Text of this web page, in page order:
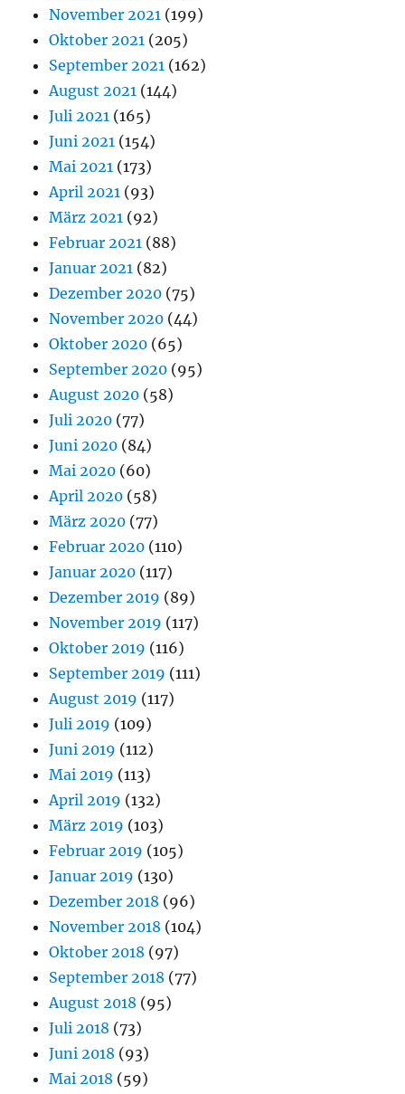
November 2021 (199)
Oktober 2021 (205)
September 2021 (162)
August 2021 (144)
Juli 2021 (165)
Juni 2021 (154)
Mai 2021 (173)
April 2021 (93)
März 2021 (92)
Februar 2021 (88)
Januar 2021 (82)
Dezember 2020 (75)
November 2020 (44)
Oktober 2020 (65)
September 2020 (95)
August 2020 (58)
Juli 2020 (77)
Juni 2020 (84)
Mai 2020 (60)
April 2020 (58)
März 2020 (77)
Februar 2020 (110)
Januar 2020 (117)
Dezember 2019 (89)
November 2019 (117)
Oktober 2019 (116)
September 2019 (111)
August 2019 (117)
Juli 2019 (109)
Juni 2019 (112)
Mai 2019 (113)
April 2019 (132)
März 2019 (103)
Februar 2019 (105)
Januar 2019 (130)
Dezember 2018 (96)
November 2018 (104)
Oktober 2018 (97)
September 2018 (77)
August 2018 (95)
Juli 2018 (73)
Juni 2018 (93)
Mai 2018 (59)